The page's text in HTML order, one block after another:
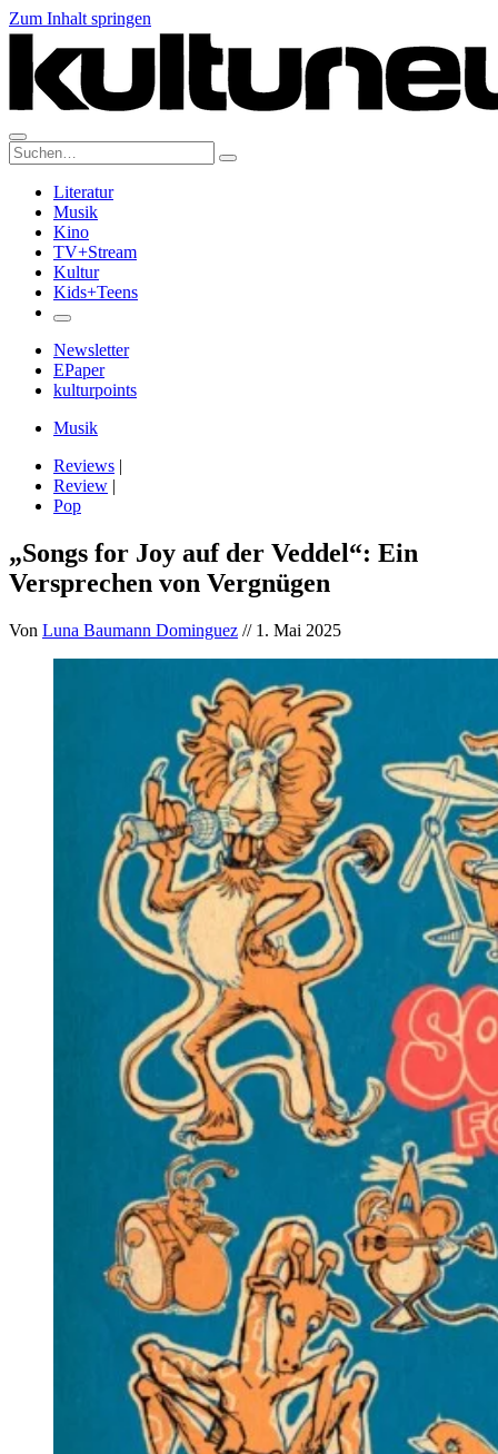
Zum Inhalt springen
Suche:
Literatur
Musik
Kino
TV+Stream
Kultur
Kids+Teens
Newsletter
EPaper
kulturpoints
Musik
Reviews |
Review |
Pop
„Songs for Joy auf der Veddel“: Ein
Versprechen von Vergnügen
Von Luna Baumann Dominguez // 1. Mai 2025